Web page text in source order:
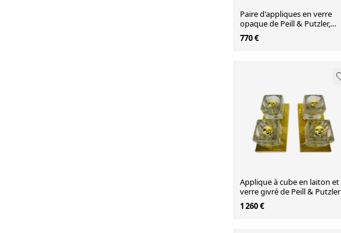
Paire d'appliques en verre
opaque de Peill & Putzler,
1970, Allemagne
770 €
Applique à cube en laiton et
verre givré de Peill & Putzler
1970
1 260 €